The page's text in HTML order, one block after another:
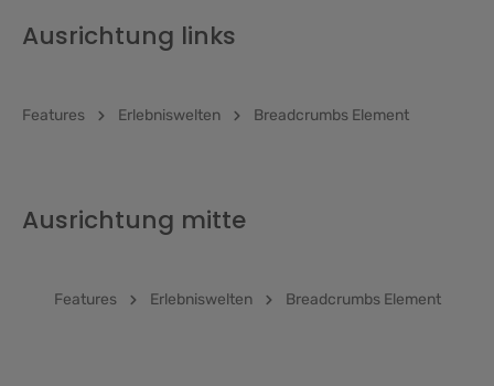
Ausrichtung links
Features Erlebniswelten Breadcrumbs Element
Ausrichtung mitte
Features Erlebniswelten Breadcrumbs Element